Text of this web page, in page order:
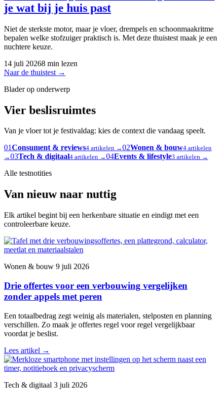
je wat bij je huis past
Niet de sterkste motor, maar je vloer, drempels en schoonmaakritme
bepalen welke stofzuiger praktisch is. Met deze thuistest maak je een
nuchtere keuze.
14 juli 20268 min lezen
Naar de thuistest →
Blader op onderwerp
Vier beslisruimtes
Van je vloer tot je festivaldag: kies de context die vandaag speelt.
01Consument & reviews4 artikelen →02Wonen & bouw4 artikelen
→03Tech & digitaal4 artikelen →04Events & lifestyle3 artikelen →
Alle testnotities
Van nieuw naar nuttig
Elk artikel begint bij een herkenbare situatie en eindigt met een
controleerbare keuze.
Wonen & bouw 9 juli 2026
Drie offertes voor een verbouwing vergelijken
zonder appels met peren
Een totaalbedrag zegt weinig als materialen, stelposten en planning
verschillen. Zo maak je offertes regel voor regel vergelijkbaar
voordat je beslist.
Lees artikel →
Tech & digitaal 3 juli 2026